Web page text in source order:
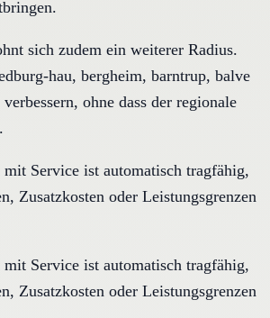
sich zudem ein weiterer Radius.
hau, bergheim, barntrup, balve
ohne dass der regionale
Service ist automatisch tragfähig,
Zusatzkosten oder Leistungsgrenzen
Service ist automatisch tragfähig,
Zusatzkosten oder Leistungsgrenzen